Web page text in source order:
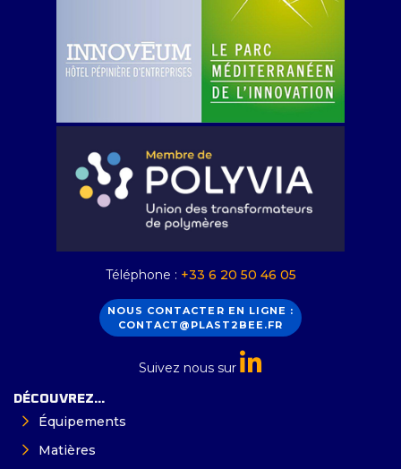
Téléphone : +33 6 20 50 46 05
NOUS CONTACTER EN LIGNE :
CONTACT@PLAST2BEE.FR
Suivez nous sur
DÉCOUVREZ...
Équipements
Matières